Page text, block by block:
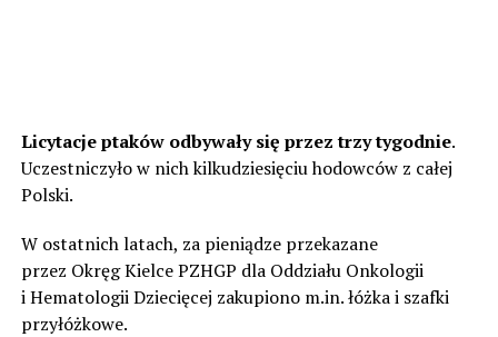
Licytacje ptaków odbywały się przez trzy tygodnie.
Uczestniczyło w nich kilkudziesięciu hodowców z całej
Polski.
W ostatnich latach, za pieniądze przekazane
przez Okręg Kielce PZHGP dla Oddziału Onkologii
i Hematologii Dziecięcej zakupiono m.in. łóżka i szafki
przyłóżkowe.